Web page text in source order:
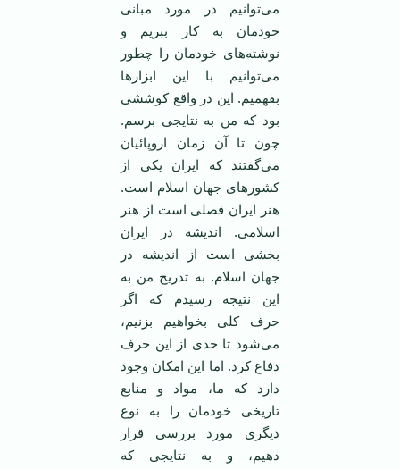
می‌توانیم در مورد مبانی
خودمان به کار ببریم و
نوشته‌های خودمان را چطور
می‌توانیم با این ابزارها
بفهمیم. این در واقع کوششی
بود که من به نتایجی برسم.
چون تا آن زمان اروپائیان
می‌گفتند که ایران یکی از
کشورهای جهان اسلام است.
هنر ایران فصلی است از هنر
اسلامی. اندیشه در ایران
بخشی است از اندیشه در
جهان اسلام. به تدریج من به
این نتیجه رسیدم که اگر
حرف کلی بخواهیم بزنیم،
می‌شود تا حدی از این حرف
دفاع کرد. اما این امکان وجود
دارد که ما، مواد و منابع
تاریخی خودمان را به نوع
دیگری مورد بررسی قرار
دهیم، و به نتایجی که